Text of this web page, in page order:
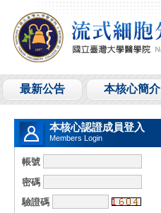
最新公告 本核心簡介
本核心認證成員登入
Members Login
帳號
密碼
驗證碼